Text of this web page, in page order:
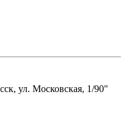
ул. Московская, 1/90"